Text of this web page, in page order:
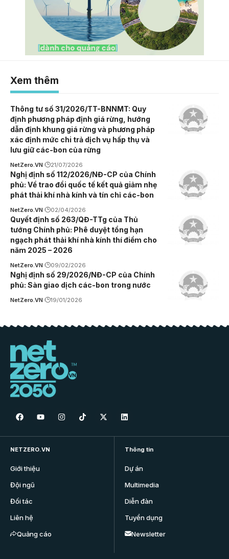
Xem thêm
Thông tư số 31/2026/TT-BNNMT: Quy
định phương pháp định giá rừng, hướng
dẫn định khung giá rừng và phương pháp
xác định mức chi trả dịch vụ hấp thụ và
lưu giữ các-bon của rừng
NetZero.VN 21/07/2026
Nghị định số 112/2026/NĐ-CP của Chính
phủ: Về trao đổi quốc tế kết quả giảm nhẹ
phát thải khí nhà kính và tín chỉ các-bon
NetZero.VN 02/04/2026
Quyết định số 263/QĐ-TTg của Thủ
tướng Chính phủ: Phê duyệt tổng hạn
ngạch phát thải khí nhà kính thí điểm cho
năm 2025 – 2026
NetZero.VN 09/02/2026
Nghị định số 29/2026/NĐ-CP của Chính
phủ: Sàn giao dịch các-bon trong nước
NetZero.VN 19/01/2026
NETZERO.VN
Giới thiệu
Đội ngũ
Đối tác
Liên hệ
Quảng cáo
Thông tin
Dự án
Multimedia
Diễn đàn
Tuyển dụng
Newsletter